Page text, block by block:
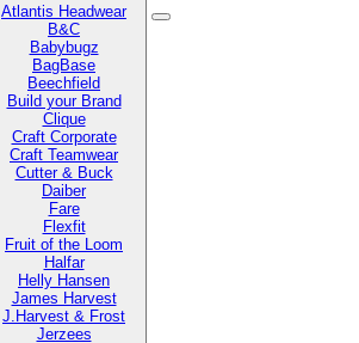
Atlantis Headwear
B&C
Babybugz
BagBase
Beechfield
Build your Brand
Clique
Craft Corporate
Craft Teamwear
Cutter & Buck
Daiber
Fare
Flexfit
Fruit of the Loom
Halfar
Helly Hansen
James Harvest
J.Harvest & Frost
Jerzees